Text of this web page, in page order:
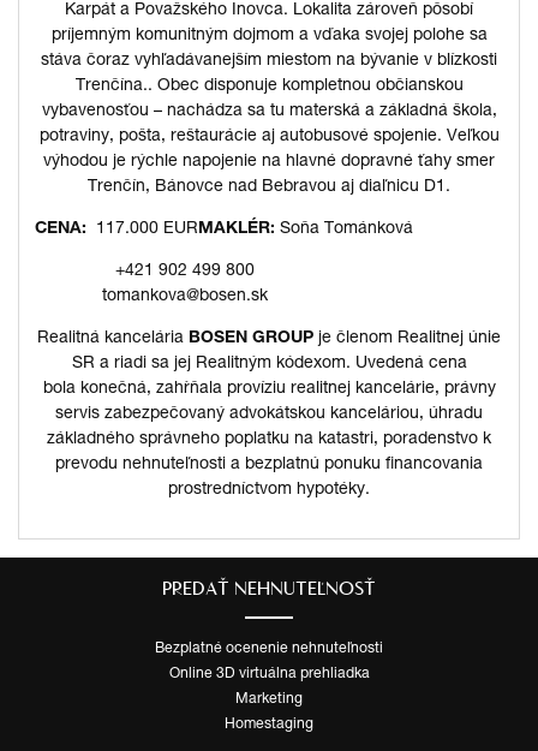
Karpát a Považského Inovca. Lokalita zároveň pôsobí
príjemným komunitným dojmom a vďaka svojej polohe sa
stáva čoraz vyhľadávanejším miestom na bývanie v blízkosti
Trenčína.. Obec disponuje kompletnou občianskou
vybavenosťou – nachádza sa tu materská a základná škola,
potraviny, pošta, reštaurácie aj autobusové spojenie. Veľkou
výhodou je rýchle napojenie na hlavné dopravné ťahy smer
Trenčín, Bánovce nad Bebravou aj diaľnicu D1.
CENA: 117.000 EUR MAKLÉR: Soňa Tománková
+421 902 499 800
tomankova@bosen.sk
Realitná kancelária BOSEN GROUP je členom Realitnej únie
SR a riadi sa jej Realitným kódexom. Uvedená cena
bola konečná, zahŕňala províziu realitnej kancelárie, právny
servis zabezpečovaný advokátskou kanceláriou, úhradu
základného správneho poplatku na katastri, poradenstvo k
prevodu nehnuteľnosti a bezplatnú ponuku financovania
prostredníctvom hypotéky.
PREDAŤ NEHNUTEĽNOSŤ
Bezplatné ocenenie nehnuteľnosti
Online 3D virtuálna prehliadka
Marketing
Homestaging